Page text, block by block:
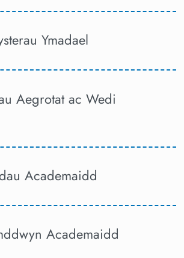
Ymadael
Aegrotat ac Wedi
Academaidd
Academaidd